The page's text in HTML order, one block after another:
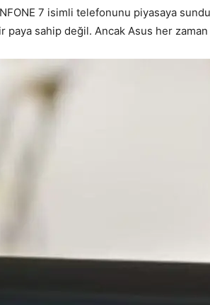
7 isimli telefonunu piyasaya
paya sahip değil. Ancak Asus her